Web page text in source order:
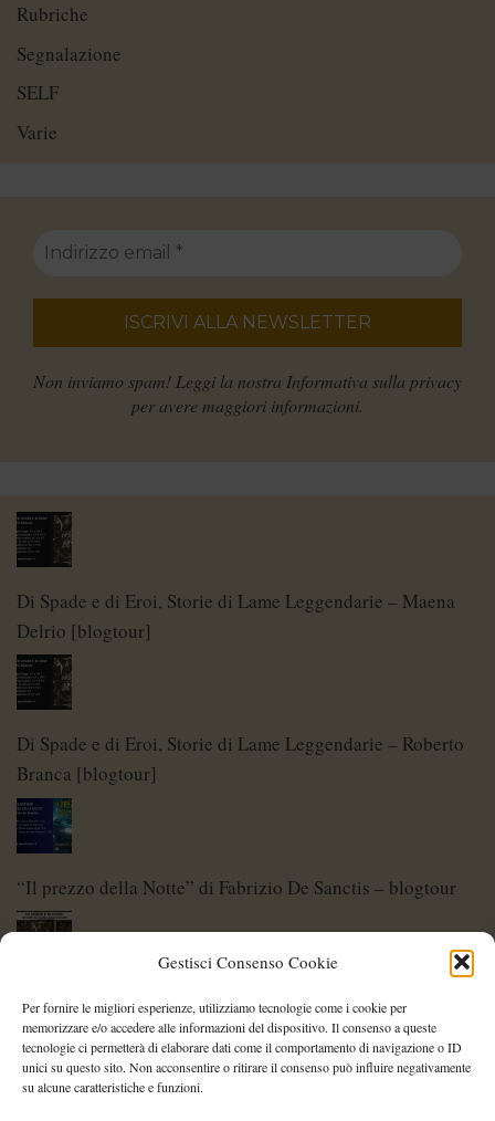
Gestisci Consenso Cookie
Per fornire le migliori esperienze, utilizziamo tecnologie come i cookie per
memorizzare e/o accedere alle informazioni del dispositivo. Il consenso a queste
tecnologie ci permetterà di elaborare dati come il comportamento di navigazione o ID
unici su questo sito. Non acconsentire o ritirare il consenso può influire negativamente
su alcune caratteristiche e funzioni.
Rubriche
Segnalazione
SELF
Varie
Non inviamo spam! Leggi la nostra Informativa sulla privacy
per avere maggiori informazioni.
Di Spade e di Eroi, Storie di Lame Leggendarie – Maena
Delrio [blogtour]
Di Spade e di Eroi, Storie di Lame Leggendarie – Roberto
Branca [blogtour]
“Il prezzo della Notte” di Fabrizio De Sanctis – blogtour
Di Spade e di Eroi – Storie di Lame Leggendarie